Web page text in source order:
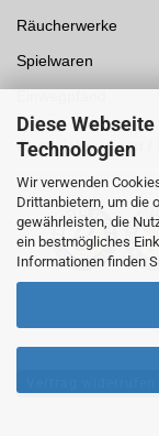
Diese
Technologien
Wir verwenden
Drittanbietern, um die
gewährleisten, die
ein bestmögliches
Informationen finden
Räucherwerke
Spielwaren
Auszeichnungen /